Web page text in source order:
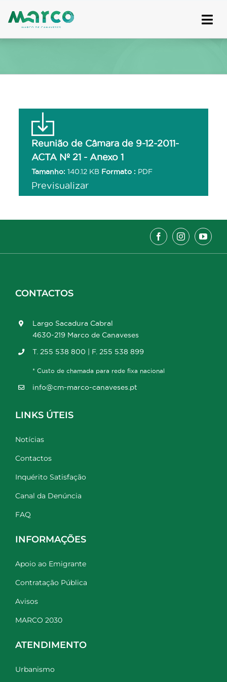
to
Reunião de Câmara de 9-12-2011-
ACTA Nº 21 - Anexo 1
Tamanho: 140.12 KB Formato : PDF
Previsualizar
CONTACTOS
Largo Sacadura Cabral
4630-219 Marco de Canaveses
T. 255 538 800 | F. 255 538 899
* Custo de chamada para rede fixa nacional
info@cm-marco-canaveses.pt
LINKS ÚTEIS
Notícias
Contactos
Inquérito Satisfação
Canal da Denúncia
FAQ
INFORMAÇÕES
Apoio ao Emigrante
Contratação Pública
Avisos
MARCO 2030
ATENDIMENTO
Urbanismo